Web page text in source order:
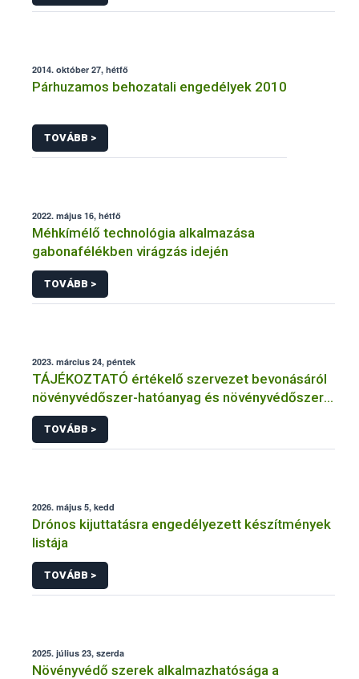
2014. október 27, hétfő
Párhuzamos behozatali engedélyek 2010
TOVÁBB >
2022. május 16, hétfő
Méhkímélő technológia alkalmazása
gabonafélékben virágzás idején
TOVÁBB >
2023. március 24, péntek
TÁJÉKOZTATÓ értékelő szervezet bevonásáról
növényvédőszer-hatóanyag és növényvédőszer
engedélyezésére, továbbá a meglévő engedély
meghosszabbítására vagy módosítására irányuló
eljárásba
TOVÁBB >
2026. május 5, kedd
Drónos kijuttatásra engedélyezett készítmények
listája
TOVÁBB >
2025. július 23, szerda
Növényvédő szerek alkalmazhatósága a